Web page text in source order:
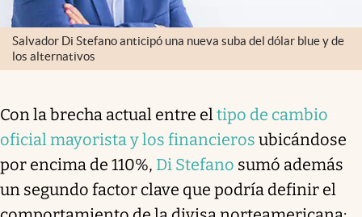
Salvador Di Stefano anticipó una nueva suba del dólar blue y de
los alternativos
Con la brecha actual entre el tipo de cambio
oficial mayorista y los financieros ubicándose
por encima de 110%, Di Stefano sumó además
un segundo factor clave que podría definir el